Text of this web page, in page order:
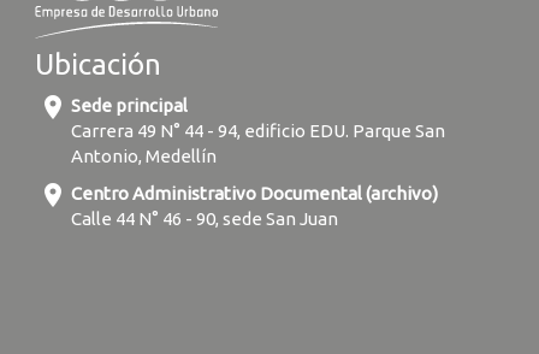
Ubicación
location_on Sede principal
Carrera 49 N° 44 - 94, edificio EDU. Parque San
Antonio, Medellín
location_on Centro Administrativo Documental (archivo)
Calle 44 N° 46 - 90, sede San Juan